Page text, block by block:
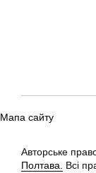
Мапа сайту
Авторське
Полтава.
Всі